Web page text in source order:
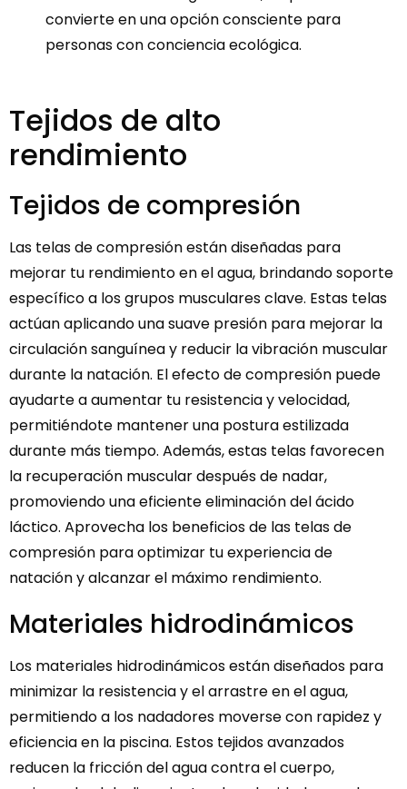
convierte en una opción consciente para
personas con conciencia ecológica.
Tejidos de alto
rendimiento
Tejidos de compresión
Las telas de compresión están diseñadas para
mejorar tu rendimiento en el agua, brindando soporte
específico a los grupos musculares clave. Estas telas
actúan aplicando una suave presión para mejorar la
circulación sanguínea y reducir la vibración muscular
durante la natación. El efecto de compresión puede
ayudarte a aumentar tu resistencia y velocidad,
permitiéndote mantener una postura estilizada
durante más tiempo. Además, estas telas favorecen
la recuperación muscular después de nadar,
promoviendo una eficiente eliminación del ácido
láctico. Aprovecha los beneficios de las telas de
compresión para optimizar tu experiencia de
natación y alcanzar el máximo rendimiento.
Materiales hidrodinámicos
Los materiales hidrodinámicos están diseñados para
minimizar la resistencia y el arrastre en el agua,
permitiendo a los nadadores moverse con rapidez y
eficiencia en la piscina. Estos tejidos avanzados
reducen la fricción del agua contra el cuerpo,